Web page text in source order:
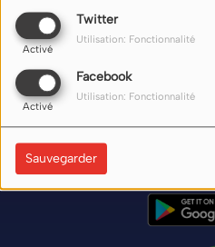
Twitter
Activé
Utilisation: Fonctionnalité
Facebook
Activé
Utilisation: Fonctionnalité
Sauvegarder
NOUS ÉCOUTER
Nos liens d'écoute